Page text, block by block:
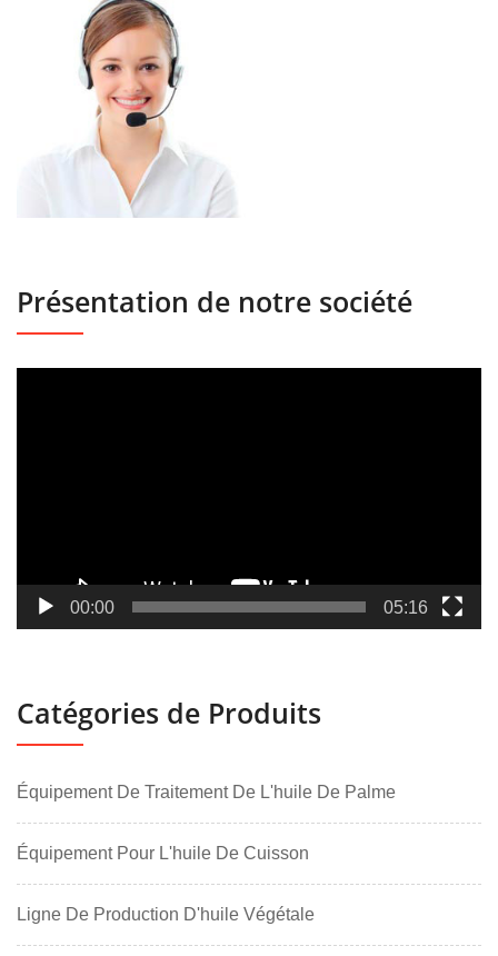
Présentation de notre société
00:00 05:16
Catégories de Produits
Équipement De Traitement De L'huile De Palme
Équipement Pour L'huile De Cuisson
Ligne De Production D'huile Végétale